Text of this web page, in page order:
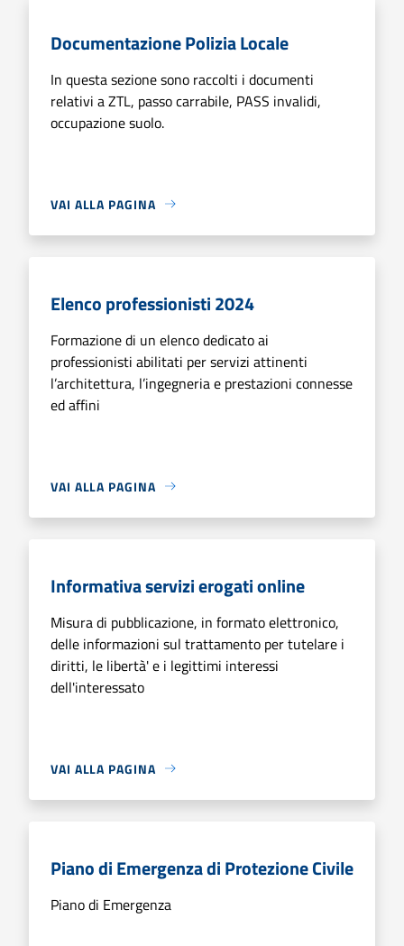
Documentazione Polizia Locale
In questa sezione sono raccolti i documenti
relativi a ZTL, passo carrabile, PASS invalidi,
occupazione suolo.
VAI ALLA PAGINA
Elenco professionisti 2024
Formazione di un elenco dedicato ai
professionisti abilitati per servizi attinenti
l’architettura, l’ingegneria e prestazioni connesse
ed affini
VAI ALLA PAGINA
Informativa servizi erogati online
Misura di pubblicazione, in formato elettronico,
delle informazioni sul trattamento per tutelare i
diritti, le libertà' e i legittimi interessi
dell'interessato
VAI ALLA PAGINA
Piano di Emergenza di Protezione Civile
Piano di Emergenza